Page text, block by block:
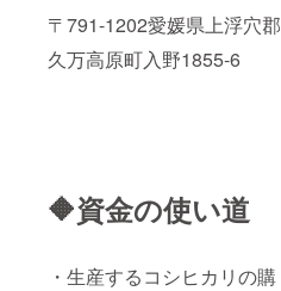
〒791-1202愛媛県上浮穴郡
久万高原町入野1855-6
🔶資金の使い道
・生産するコシヒカリの購